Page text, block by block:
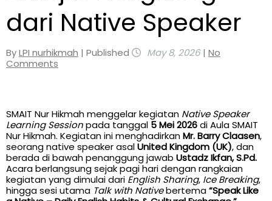
dari Native Speaker
ByLPI nurhikmah | Published May 8, 2026 | No
Comments
SMAIT Nur Hikmah menggelar kegiatan Native Speaker
Learning Sessionpada tanggal 5 Mei 2026di Aula SMAIT
Nur Hikmah. Kegiatan ini menghadirkanMr. Barry Claasen,
seorang native speaker asalUnited Kingdom (UK), dan
berada di bawah penanggung jawab Ustadz Ikfan, S.Pd.
Acara berlangsung sejak pagi hari dengan rangkaian
kegiatan yang dimulai dari English Sharing, Ice Breaking,
hingga sesi utama Talk with Nativebertema“Speak Like